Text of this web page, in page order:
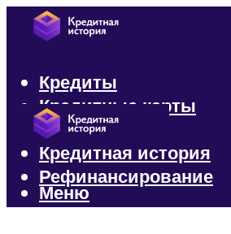
Кредиты
Кредитные карты
Микрозаймы
Кредитная история
Рефинансирование
Меню